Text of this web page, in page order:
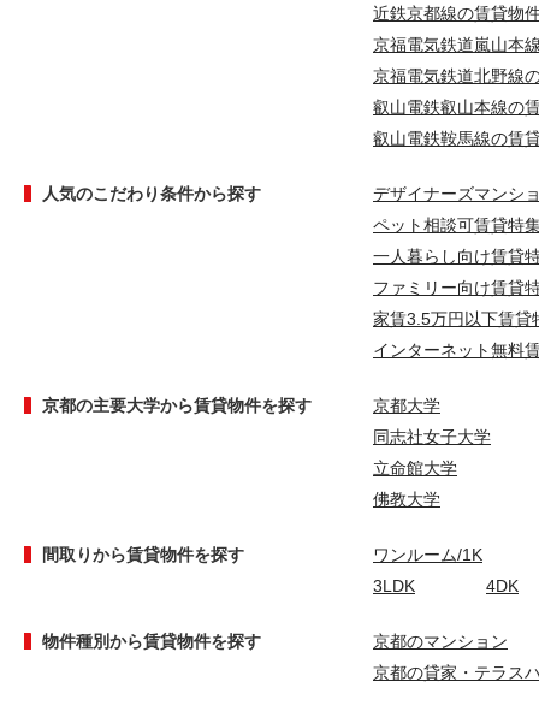
近鉄京都線の賃貸物
京福電気鉄道嵐山本
京福電気鉄道北野線
叡山電鉄叡山本線の
叡山電鉄鞍馬線の賃
人気のこだわり条件から探す
デザイナーズマンシ
ペット相談可賃貸特
一人暮らし向け賃貸
ファミリー向け賃貸
家賃3.5万円以下賃貸
インターネット無料
京都の主要大学から賃貸物件を探す
京都大学
同志社女子大学
立命館大学
佛教大学
間取りから賃貸物件を探す
ワンルーム/1K
3LDK
4DK
物件種別から賃貸物件を探す
京都のマンション
京都の貸家・テラス